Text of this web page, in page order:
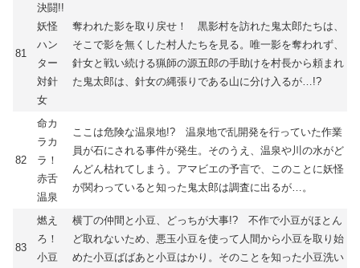
81
決闘!!
妖怪
ハン
ター
対針
女
奪われた影を取り戻せ！ 黒影村を訪れた鬼太郎たちは、
そこで影を無くした村人たちを見る。唯一影を奪われず、
針女と戦い続ける猟師の源五郎の手助けを村長から頼まれ
た鬼太郎は、針女の縄張りである山に分け入るが…!?
82
命カ
ラカ
ラ！
赤舌
温泉
ここは危険な温泉地!? 温泉地で乱開発を行っていた作業
員が石にされる事件が発生。そのうえ、温泉や川の水がど
んどん枯れてしまう。アマビエの予言で、このことに妖怪
が関わっていると知った鬼太郎は調査に出るが…。
83
燃え
ろ！
小豆
横丁の仲間と小豆、どっちが大事!? 不作で小豆がほとん
ど取れないため、悪玉小豆を使って人間から小豆を取り始
めた小豆ばばあと小豆はかり。そのことを知った小豆洗い